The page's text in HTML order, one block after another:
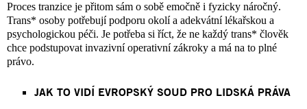
Proces tranzice je přitom sám o sobě emočně i fyzicky náročný.
Trans* osoby potřebují podporu okolí a adekvátní lékařskou a
psychologickou péči. Je potřeba si říct, že ne každý trans* člověk
chce podstupovat invazivní operativní zákroky a má na to plné
právo.
JAK TO VIDÍ EVROPSKÝ SOUD PRO LIDSKÁ PRÁVA